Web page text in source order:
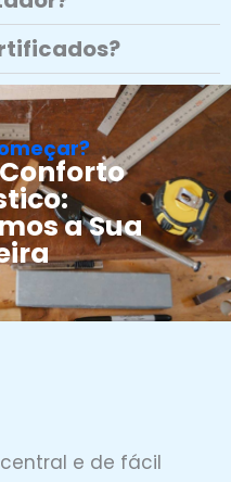
a Sua
e de fácil